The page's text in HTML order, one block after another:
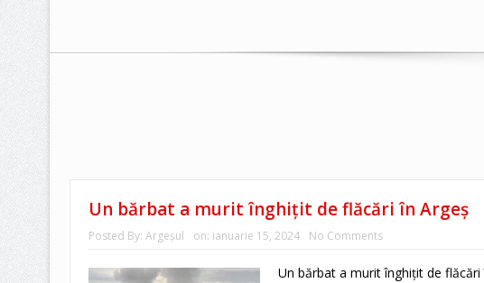
Un bărbat a murit înghițit de flăcări în Argeș
Posted By: Argeşul on: ianuarie 15, 2024 No Comments
Un bărbat a murit înghițit de flăcări